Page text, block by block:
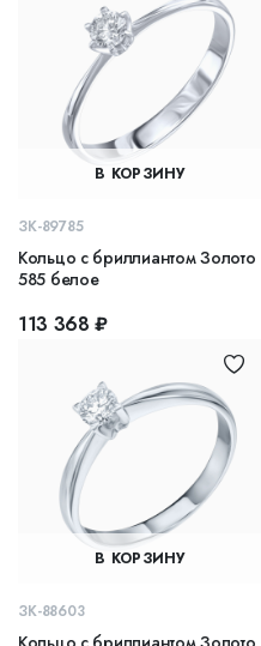
В КОРЗИНУ
ЗК-89785
Кольцо с бриллиантом Золото
585 белое
113 368 ₽
В КОРЗИНУ
ЗК-88603